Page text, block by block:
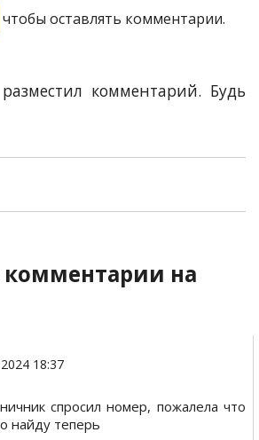
чтобы оставлять комментарии.
комментарий. Будь
комментарии на
18:37
спросил номер, пожалела что
найду теперь